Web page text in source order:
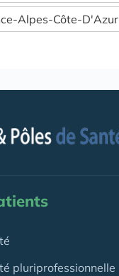
Alpes-Côte-D'Azur
pluriprofessionnelle